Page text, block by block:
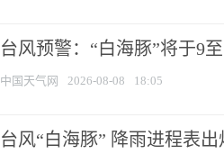
台风预警：“白海豚”将于9
中国天气网 2026-08-08 18:05
台风“白海豚” 降雨进程表